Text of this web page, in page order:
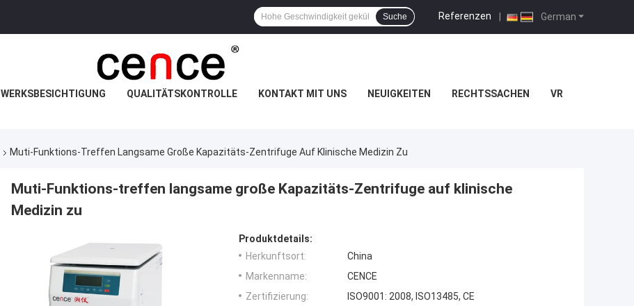
German
Referenzen |
Suche
WERKSBESICHTIGUNG QUALITÄTSKONTROLLE KONTAKT MIT UNS NEUIGKEITEN RECHTSSACHEN VR
Muti-Funktions-Treffen Langsame Große Kapazitäts-Zentrifuge Auf Klinische Medizin Zu
Muti-Funktions-treffen langsame große Kapazitäts-Zentrifuge auf klinische
Medizin zu
Produktdetails:
Herkunftsort:
China
Markenname:
CENCE
Zertifizierung:
ISO9001: 2008, ISO13485, CE